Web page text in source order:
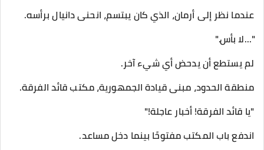
عندما نظر إلى أرمان، الذي كان يبتسم، انحنى دانيال برأسه.
"...لا بأس."
لم يستطع أن يدحض أي شيء آخر.
منطقة الحدود، مبنى قيادة الجمهورية، مكتب قائد الفرقة.
"يا قائد الفرقة! أخبار عاجلة!"
اندفع باب المكتب مفتوحًا بينما دخل مساعد.